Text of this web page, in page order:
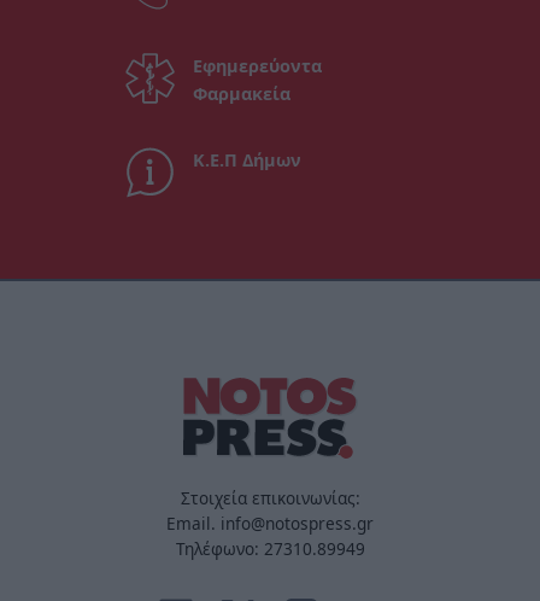
Εφημερεύοντα
Φαρμακεία
Κ.Ε.Π Δήμων
Στοιχεία επικοινωνίας:
Email. info@notospress.gr
Τηλέφωνο: 27310.89949